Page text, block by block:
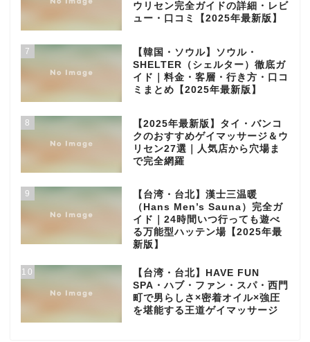
ウリセン完全ガイドの詳細・レビ
ュー・口コミ【2025年最新版】
7
【韓国・ソウル】ソウル・
SHELTER（シェルター）徹底ガ
イド｜料金・客層・行き方・口コ
ミまとめ【2025年最新版】
8
【2025年最新版】タイ・バンコ
クのおすすめゲイマッサージ＆ウ
リセン27選｜人気店から穴場ま
で完全網羅
9
【台湾・台北】漢士三温暖
（Hans Men’s Sauna）完全ガ
イド｜24時間いつ行っても遊べ
る万能型ハッテン場【2025年最
新版】
10
【台湾・台北】HAVE FUN
SPA・ハブ・ファン・スパ・西門
町で男らしさ×密着オイル×強圧
を堪能する王道ゲイマッサージ